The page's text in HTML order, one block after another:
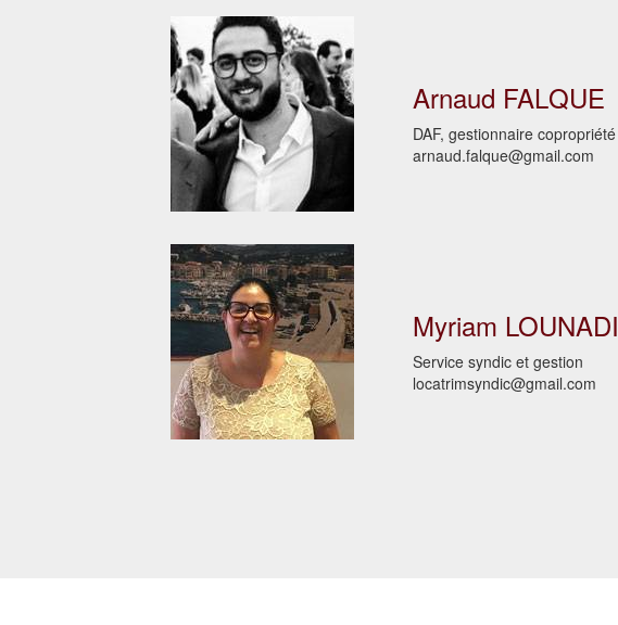
Arnaud FALQUE
DAF, gestionnaire copropriété
arnaud.falque@gmail.com
Myriam LOUNADI
Service syndic et gestion
locatrimsyndic@gmail.com